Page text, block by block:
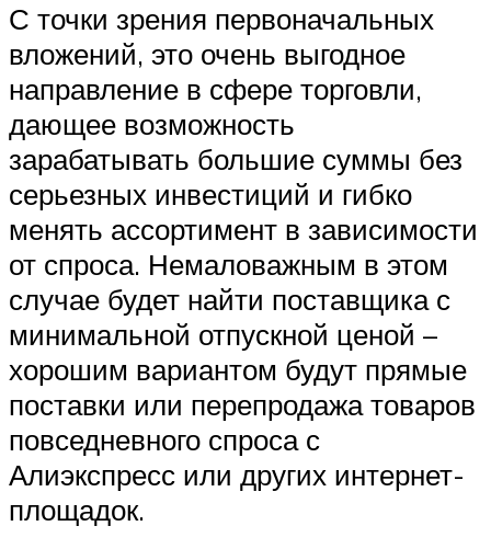
С точки зрения первоначальных
вложений, это очень выгодное
направление в сфере торговли,
дающее возможность
зарабатывать большие суммы без
серьезных инвестиций и гибко
менять ассортимент в зависимости
от спроса. Немаловажным в этом
случае будет найти поставщика с
минимальной отпускной ценой –
хорошим вариантом будут прямые
поставки или перепродажа товаров
повседневного спроса с
Алиэкспресс или других интернет-
площадок.